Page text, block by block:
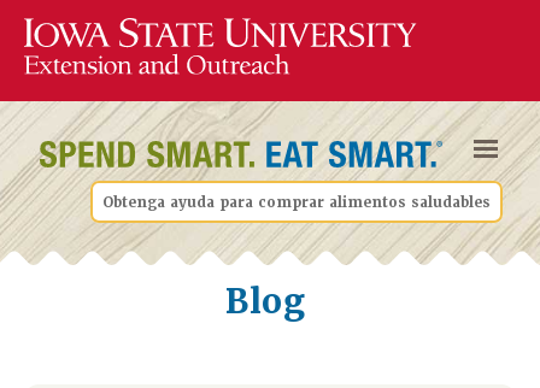
Obtenga ayuda para comprar alimentos saludables
Blog